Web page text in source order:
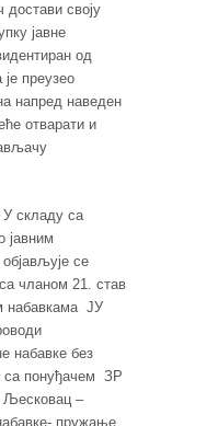
достави своју
јавне
од
је преузео
напред наведен
отварати и
складу са
јавним
се
чланом 21. став
набавкама ЈУ
набавке без
са понуђачем ЗР
Љесковац –
пружање